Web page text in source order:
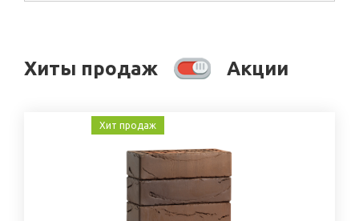
Хиты продаж Акции
Хит продаж